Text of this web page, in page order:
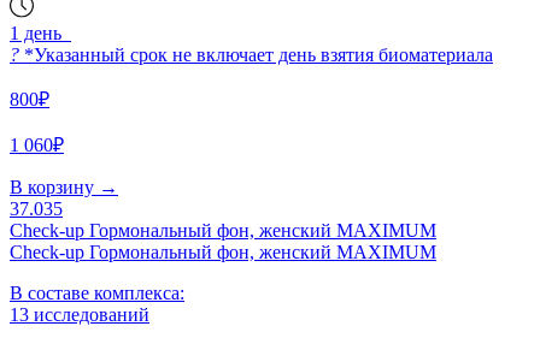
1 день
? *Указанный срок не включает день взятия биоматериала
800₽
1 060₽
В корзину →
37.035
Check-up Гормональный фон, женский MAXIMUM
Check-up Гормональный фон, женский MAXIMUM
В составе комплекса:
13 исследований